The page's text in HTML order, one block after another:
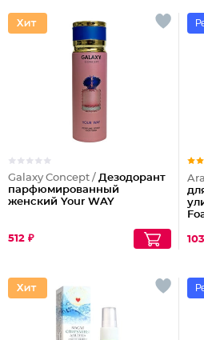
Galaxy Concept / Дезодорант
парфюмированный
женский Your WAY
512 ₽